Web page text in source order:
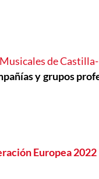
de
y grupos
nueva ventana
Europea 2022